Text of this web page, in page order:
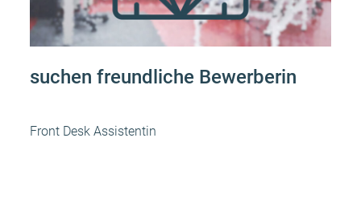
suchen freundliche Bewerberin
Front Desk Assistentin